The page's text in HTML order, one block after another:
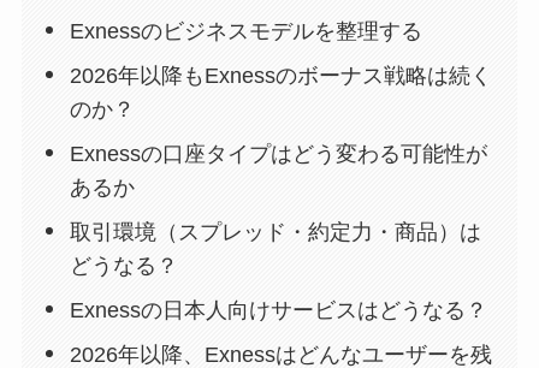
Exnessのビジネスモデルを整理する
2026年以降もExnessのボーナス戦略は続く
のか？
Exnessの口座タイプはどう変わる可能性が
あるか
取引環境（スプレッド・約定力・商品）は
どうなる？
Exnessの日本人向けサービスはどうなる？
2026年以降、Exnessはどんなユーザーを残